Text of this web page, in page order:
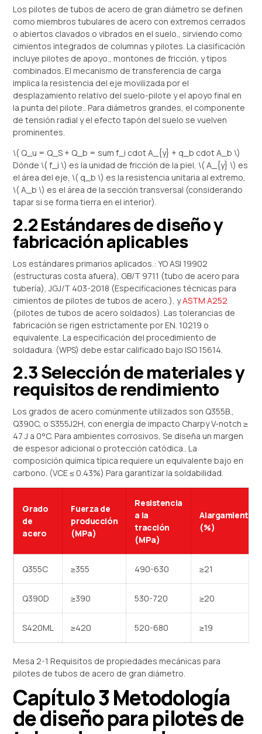
Los pilotes de tubos de acero de gran diámetro se definen
como miembros tubulares de acero con extremos cerrados
o abiertos clavados o vibrados en el suelo., sirviendo como
cimientos integrados de columnas y pilotes. La clasificación
incluye pilotes de apoyo., montones de fricción, y tipos
combinados. El mecanismo de transferencia de carga
implica la resistencia del eje movilizada por el
desplazamiento relativo del suelo-pilote y el apoyo final en
la punta del pilote.. Para diámetros grandes, el componente
de tensión radial y el efecto tapón del suelo se vuelven
prominentes.
\( Q_u = Q_S + Q_b = sum f_i cdot A_{y} + q_b cdot A_b \)
Dónde \( f_i \) es la unidad de fricción de la piel, \( A_{y} \) es
el área del eje, \( q_b \) es la resistencia unitaria al extremo,
\( A_b \) es el área de la sección transversal (considerando
tapar si se forma tierra en el interior).
2.2 Estándares de diseño y
fabricación aplicables
Los estándares primarios aplicados.: YO ASI 19902
(estructuras costa afuera), GB/T 9711 (tubo de acero para
tubería), JGJ/T 403-2018 (Especificaciones técnicas para
cimientos de pilotes de tubos de acero.), yASTM A252
(pilotes de tubos de acero soldados). Las tolerancias de
fabricación se rigen estrictamente por EN. 10219 o
equivalente. La especificación del procedimiento de
soldadura. (WPS) debe estar calificado bajo ISO 15614.
2.3 Selección de materiales y
requisitos de rendimiento
Los grados de acero comúnmente utilizados son Q355B.,
Q390C, o S355J2H, con energía de impacto Charpy V-notch ≥
47 J a 0°C. Para ambientes corrosivos, Se diseña un margen
de espesor adicional o protección catódica.. La
composición química típica requiere un equivalente bajo en
carbono. (VCE ≤ 0.43%) Para garantizar la soldabilidad.
Grado
de
acero
Fuerza de
producción
(MPa)
Resistencia
a la
tracción
(MPa)
Alargamiento
(%)
Q355C ≥355 490-630 ≥21
Q390D ≥390 530-720 ≥20
S420ML ≥420 520-680 ≥19
Mesa 2-1 Requisitos de propiedades mecánicas para
pilotes de tubos de acero de gran diámetro.
Capítulo 3 Metodología
de diseño para pilotes de